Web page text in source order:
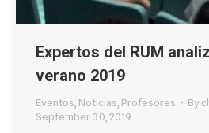
Expertos del RUM
verano 2019
Eventos Noticias Profesores By
September 30, 2019